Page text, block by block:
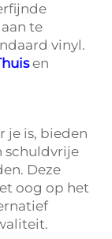
te
vinyl.
en
je is, bieden
schuldvrije
Deze
oog op het